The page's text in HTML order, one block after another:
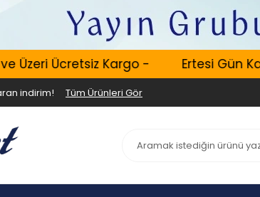
Ücretsiz Kargo - Ertesi Gün
indirim! Tüm Ürünleri Gör